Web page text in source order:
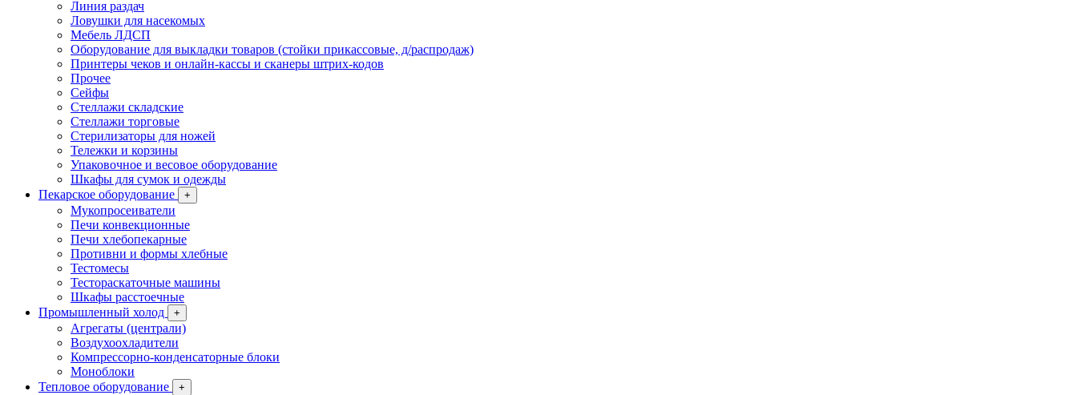
Линия раздач
Ловушки для насекомых
Мебель ЛДСП
Оборудование для выкладки товаров (стойки прикассовые, д/распродаж)
Принтеры чеков и онлайн-кассы и сканеры штрих-кодов
Прочее
Сейфы
Стеллажи складские
Стеллажи торговые
Стерилизаторы для ножей
Тележки и корзины
Упаковочное и весовое оборудование
Шкафы для сумок и одежды
Пекарское оборудование
+
Мукопросеиватели
Печи конвекционные
Печи хлебопекарные
Противни и формы хлебные
Тестомесы
Тестораскаточные машины
Шкафы расстоечные
Промышленный холод
+
Агрегаты (централи)
Воздухоохладители
Компрессорно-конденсаторные блоки
Моноблоки
Тепловое оборудование
+